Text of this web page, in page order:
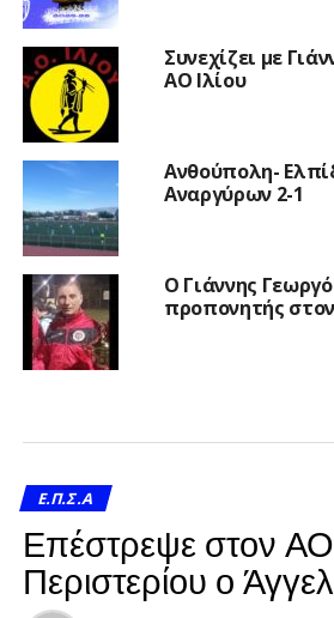
Συνεχίζει με
ΑΟ Ιλίου
Ανθούπολη-
Αναργύρων 2-1
Ο Γιάννης
προπονητής
Ε.Π.Σ.Α
Επέστρεψε στον ΑΟ
Περιστερίου ο